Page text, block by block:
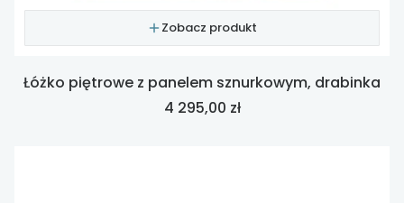
Zobacz produkt
Łóżko piętrowe z panelem sznurkowym, drabinka
Cena
4 295,00 zł